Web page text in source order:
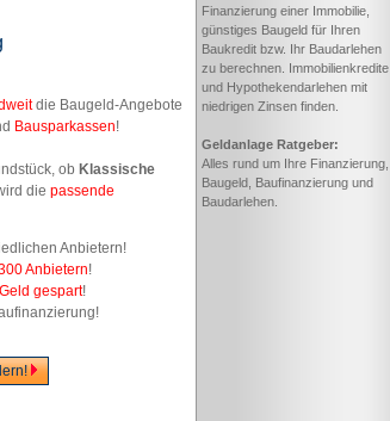
die Baugeld-Angebote
Bausparkassen!
ob Klassische
die passende
Anbietern!
Anbietern!
gespart!
Finanzierung einer Immobilie,
günstiges Baugeld für Ihren
Baukredit bzw. Ihr Baudarlehen
zu berechnen. Immobilienkredite
und Hypothekendarlehen mit
niedrigen Zinsen finden.
Geldanlage Ratgeber:
Alles rund um Ihre Finanzierung,
Baugeld, Baufinanzierung und
Baudarlehen.